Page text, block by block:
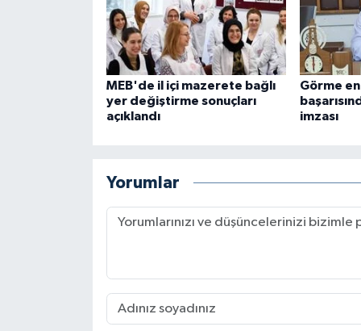
MEB'de il içi mazerete bağlı
yer değiştirme sonuçları
açıklandı
Görme
imzası
Yorumlar